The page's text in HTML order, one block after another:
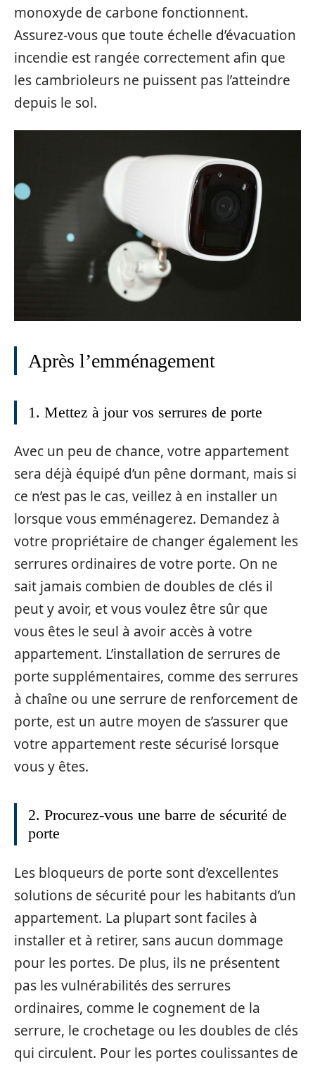
monoxyde de carbone fonctionnent.
Assurez-vous que toute échelle d’évacuation
incendie est rangée correctement afin que
les cambrioleurs ne puissent pas l’atteindre
depuis le sol.
Après l’emménagement
1. Mettez à jour vos serrures de porte
Avec un peu de chance, votre appartement
sera déjà équipé d’un pêne dormant, mais si
ce n’est pas le cas, veillez à en installer un
lorsque vous emménagerez. Demandez à
votre propriétaire de changer également les
serrures ordinaires de votre porte. On ne
sait jamais combien de doubles de clés il
peut y avoir, et vous voulez être sûr que
vous êtes le seul à avoir accès à votre
appartement. L’installation de serrures de
porte supplémentaires, comme des serrures
à chaîne ou une serrure de renforcement de
porte, est un autre moyen de s’assurer que
votre appartement reste sécurisé lorsque
vous y êtes.
2. Procurez-vous une barre de sécurité de
porte
Les bloqueurs de porte sont d’excellentes
solutions de sécurité pour les habitants d’un
appartement. La plupart sont faciles à
installer et à retirer, sans aucun dommage
pour les portes. De plus, ils ne présentent
pas les vulnérabilités des serrures
ordinaires, comme le cognement de la
serrure, le crochetage ou les doubles de clés
qui circulent. Pour les portes coulissantes de